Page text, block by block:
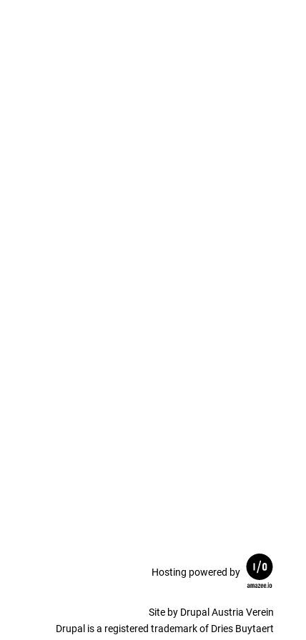
Hosting powered by
Site by Drupal Austria Verein
Drupal is a registered trademark of Dries Buytaert